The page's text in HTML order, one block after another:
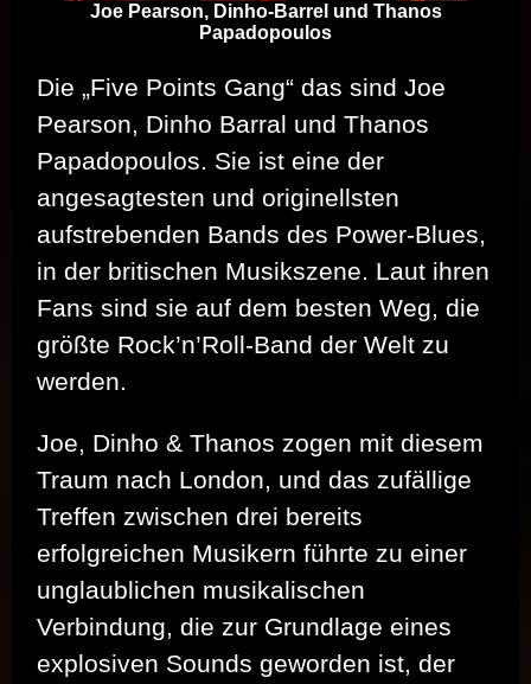
Joe Pearson, Dinho-Barrel und Thanos
Papadopoulos
Die „Five Points Gang“ das sind Joe
Pearson, Dinho Barral und Thanos
Papadopoulos. Sie ist eine der
angesagtesten und originellsten
aufstrebenden Bands des Power-Blues,
in der britischen Musikszene. Laut ihren
Fans sind sie auf dem besten Weg, die
größte Rock’n’Roll-Band der Welt zu
werden.
Joe, Dinho & Thanos zogen mit diesem
Traum nach London, und das zufällige
Treffen zwischen drei bereits
erfolgreichen Musikern führte zu einer
unglaublichen musikalischen
Verbindung, die zur Grundlage eines
explosiven Sounds geworden ist, der